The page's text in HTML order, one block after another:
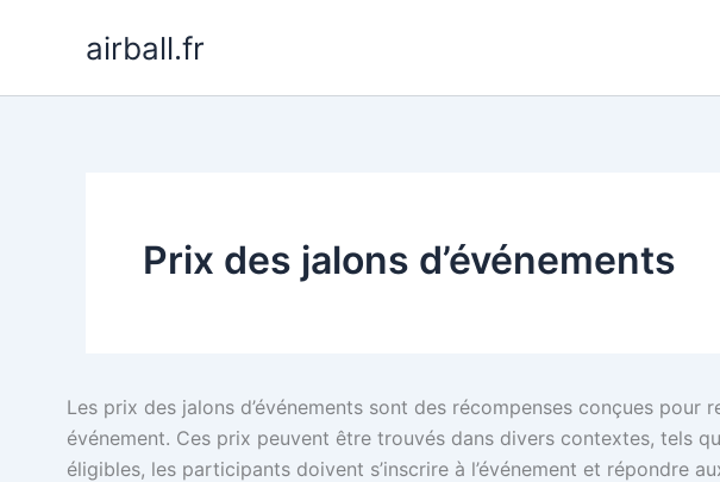
airball.fr
Prix des jalons d’événements
Les prix des jalons d’événements sont des récompenses conçues
événement. Ces prix peuvent être trouvés dans divers contextes, tels
éligibles, les participants doivent s’inscrire à l’événement et répondre